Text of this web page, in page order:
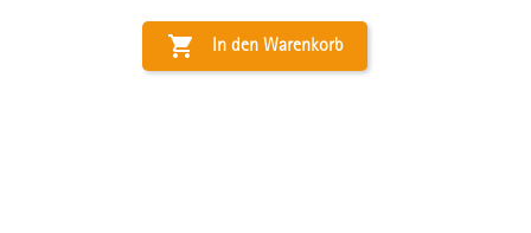
 In den Warenkorb